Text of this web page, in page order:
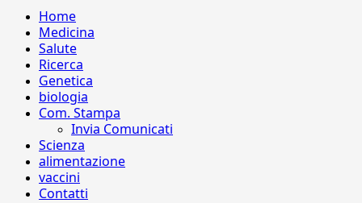
Home
Medicina
Salute
Ricerca
Genetica
biologia
Com. Stampa
Invia Comunicati
Scienza
alimentazione
vaccini
Contatti